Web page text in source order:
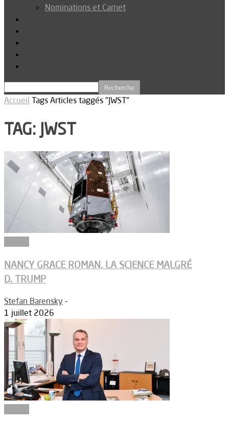
Nominations et Carnet
Accueil Tags Articles taggés "JWST"
TAG: JWST
NANCY GRACE ROMAN, LA SCIENCE MALGRÉ
D. TRUMP
Stefan Barensky -
1 juillet 2026